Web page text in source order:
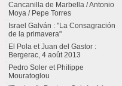
Cancanilla de Marbella / Antonio
Moya / Pepe Torres
Israel Galván : "La Consagración
de la primavera"
El Pola et Juan del Gastor :
Bergerac, 4 août 2013
Pedro Soler et Philippe
Mouratoglou